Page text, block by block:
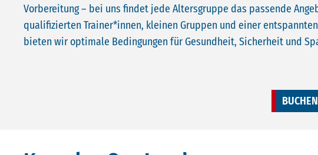
Vorbereitung – bei uns findet jede Altersgruppe das passende
qualifizierten Trainer*innen, kleinen Gruppen und einer
bieten wir optimale Bedingungen für Gesundheit, Sicherheit und